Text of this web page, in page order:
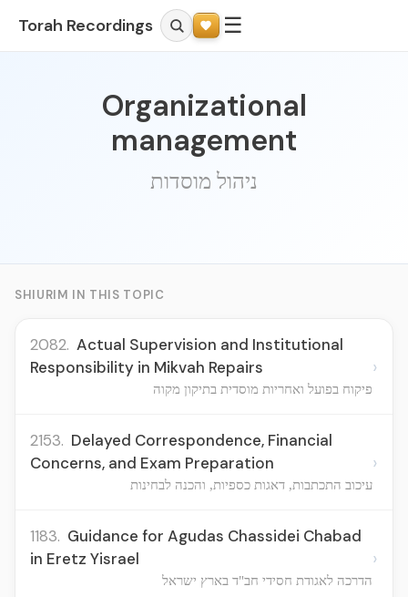
Torah Recordings ☰
Organizational
management
ניהול מוסדות
SHIURIM IN THIS TOPIC
2082. Actual Supervision and Institutional
Responsibility in Mikvah Repairs
פיקוח בפועל ואחריות מוסדית בתיקון מקוה
›
2153. Delayed Correspondence, Financial
Concerns, and Exam Preparation
עיכוב התכתבות, דאגות כספיות, והכנה לבחינות
›
1183. Guidance for Agudas Chassidei Chabad
in Eretz Yisrael
הדרכה לאגודת חסידי חב"ד בארץ ישראל
›